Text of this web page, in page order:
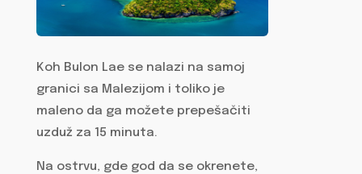
Koh Bulon Lae se nalazi na samoj
granici sa Malezijom i toliko je
maleno da ga možete prepešačiti
uzduž za 15 minuta.
Na ostrvu, gde god da se okrenete,